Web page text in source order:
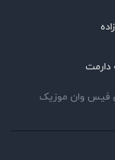
دارمت
فیس وان موزیک